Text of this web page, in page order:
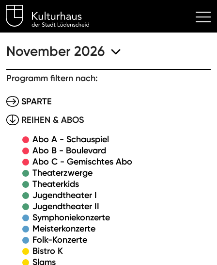
Kulturhaus Lüdenscheid
November 2026
Programm filtern nach:
SPARTE
REIHEN & ABOS
Abo A - Schauspiel
Abo B - Boulevard
Abo C - Gemischtes Abo
Theaterzwerge
Theaterkids
Jugendtheater I
Jugendtheater II
Symphoniekonzerte
Meisterkonzerte
Folk-Konzerte
Bistro K
Slams